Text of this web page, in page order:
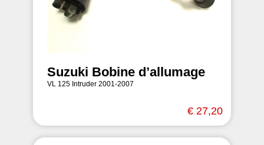
Suzuki Bobine d’allumage
VL 125 Intruder 2001-2007
€ 27,20